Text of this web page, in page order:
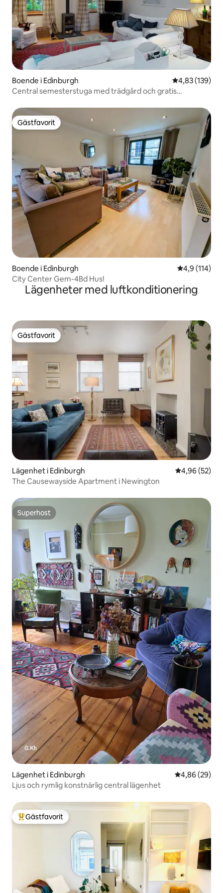
Boende i Edinburgh 4,83 av 5 i
4,83 (139)
Central semesterstuga med trädgård och gratis
Gästfavorit
Gästfavorit
Boende i Edinburgh 4,9 av 5 i
4,9 (114)
City Center Gem-4Bd Hus!
Lägenheter med luftkonditionering
Gästfavorit
Gästfavorit
Lägenhet i Edinburgh 4,96 av 5 i
4,96 (52)
The Causewayside Apartment i Newington
Superhost
Superhost
Lägenhet i Edinburgh 4,86 av 5 i
4,86 (29)
Ljus och rymlig konstnärlig central lägenhet
Populär gästfavorit
Gästfavorit